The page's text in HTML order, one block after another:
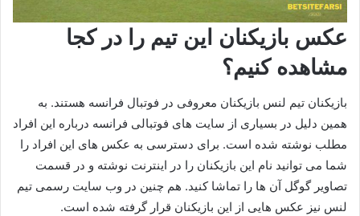
عکس بازیکنان این تیم را در کجا
مشاهده کنیم؟
بازیکنان تیم لنس بازیکنان معروفی در فوتبال فرانسه هستند. به
همین دلیل در بسیاری از سایت های فوتبالی فرانسه درباره این افراد
مطلب نوشته شده است. برای دسترسی به عکس های این افراد را
شما می توانید نام این بازیکنان را در اینترنت نوشته و در قسمت
تصاویر گوگل آن ها را تماشا کنید. هم چنین در وب سایت رسمی تیم
لنس نیز عکس‌ هایی از این بازیکنان قرار گرفته شده است.